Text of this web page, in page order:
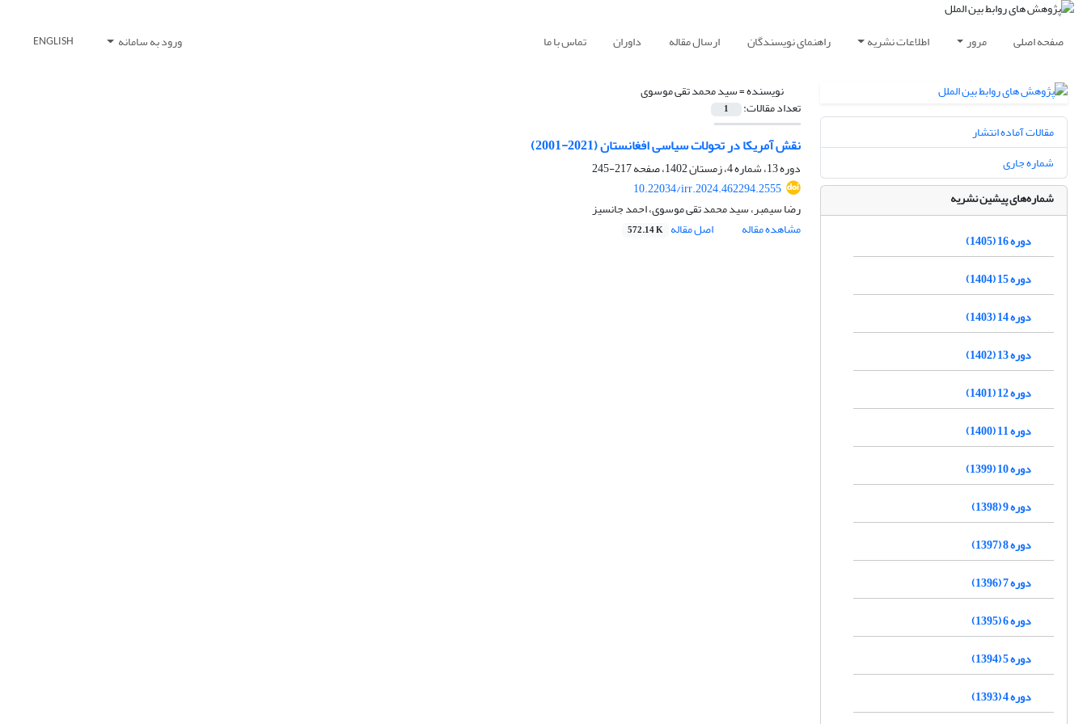
صفحه اصلی مرور اطلاعات نشریه راهنمای نویسندگان ارسال مقاله داوران تماس با ما ورود به سامانه ENGLISH
نویسنده =سید محمد تقی موسوی
تعداد مقالات: 1
نقش آمریکا در تحولات سیاسی افغانستان (2021-2001)
دوره 13، شماره 4، زمستان 1402، صفحه
217-245
10.22034/irr.2024.462294.2555
رضا سیمبر، سید محمد تقی موسوی، احمد جانسیز
مشاهده مقاله
اصل مقاله 572.14 K
مقالات آماده انتشار
شماره جاری
شماره‌های پیشین نشریه
دوره 16 (1405)
دوره 15 (1404)
دوره 14 (1403)
دوره 13 (1402)
دوره 12 (1401)
دوره 11 (1400)
دوره 10 (1399)
دوره 9 (1398)
دوره 8 (1397)
دوره 7 (1396)
دوره 6 (1395)
دوره 5 (1394)
دوره 4 (1393)